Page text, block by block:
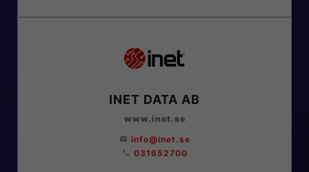
INET DATA AB
www.inet.se
email info@inet.se
phone 031652700